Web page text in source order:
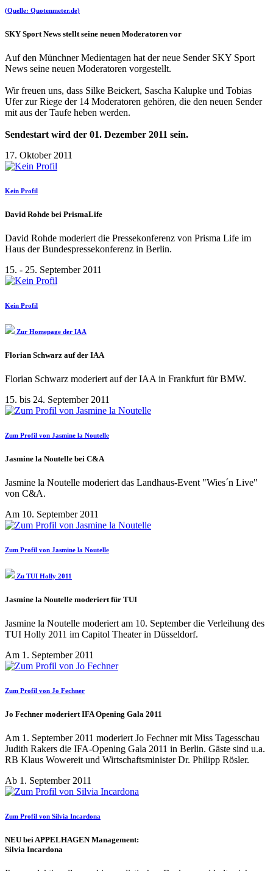
(Quelle: Quotenmeter.de)
SKY Sport News stellt seine neuen Moderatoren vor
Auf den Münchner Medientagen hat der neue Sender SKY Sport
News seine neuen Moderatoren vorgestellt.
Wir freuen uns, dass Silke Beickert, Sascha Kalupke und Tobias
Ufer zur Riege der 14 Moderatoren gehören, die den neuen Sender
mit aus der Taufe heben werden.
Sendestart wird der 01. Dezember 2011 sein.
17. Oktober 2011
Kein Profil
David Rohde bei PrismaLife
David Rohde moderiert die Pressekonferenz von Prisma Life im
Haus der Bundespressekonferenz in Berlin.
15. - 25. September 2011
Kein Profil
Zur Homepage der IAA
Florian Schwarz auf der IAA
Florian Schwarz moderiert auf der IAA in Frankfurt für BMW.
15. bis 24. September 2011
Zum Profil von Jasmine la Noutelle
Jasmine la Noutelle bei C&A
Jasmine la Noutelle moderiert das Landhaus-Event "Wies´n Live"
von C&A.
Am 10. September 2011
Zum Profil von Jasmine la Noutelle
Zu TUI Holly 2011
Jasmine la Noutelle moderiert für TUI
Jasmine la Noutelle moderiert am 10. September die Verleihung des
TUI Holly 2011 im Capitol Theater in Düsseldorf.
Am 1. September 2011
Zum Profil von Jo Fechner
Jo Fechner moderiert IFA Opening Gala 2011
Am 1. September 2011 moderiert Jo Fechner mit Miss Tagesschau
Judith Rakers die IFA-Opening Gala 2011 in Berlin. Gäste sind u.a.
RB Klaus Wowereit und Wirtschaftsminister Dr. Philipp Rösler.
Ab 1. September 2011
Zum Profil von Silvia Incardona
NEU bei APPELHAGEN Management:
Silvia Incardona